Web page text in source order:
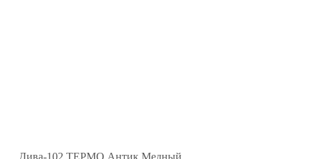
Дива-102 ТЕРМО Антик Медный